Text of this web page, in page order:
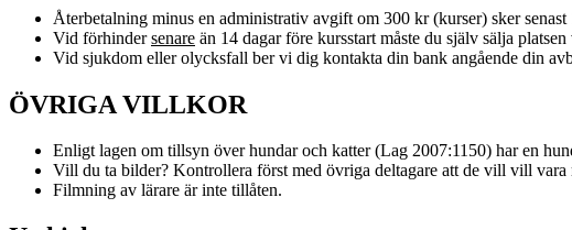
Återbetalning minus en administrativ avgift om 300 kr (kurser) sker senast
Vid förhindersenare än 14 dagar före kursstart måste du själv sälja
Vid sjukdom eller olycksfall ber vi dig kontakta din bank angående din
ÖVRIGA VILLKOR
Enligt lagen om tillsyn över hundar och katter (Lag 2007:1150) har en
Vill du ta bilder? Kontrollera först med övriga deltagare att de vill vill vara
Filmning av lärare är inte tillåten.